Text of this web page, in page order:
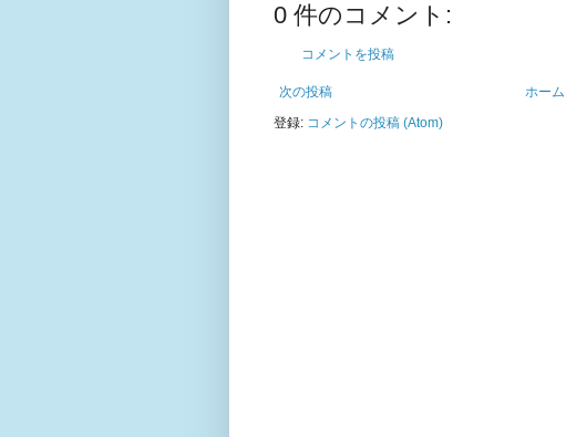
0 件のコメント:
コメントを投稿
次の投稿
ホーム
登録: コメントの投稿 (Atom)